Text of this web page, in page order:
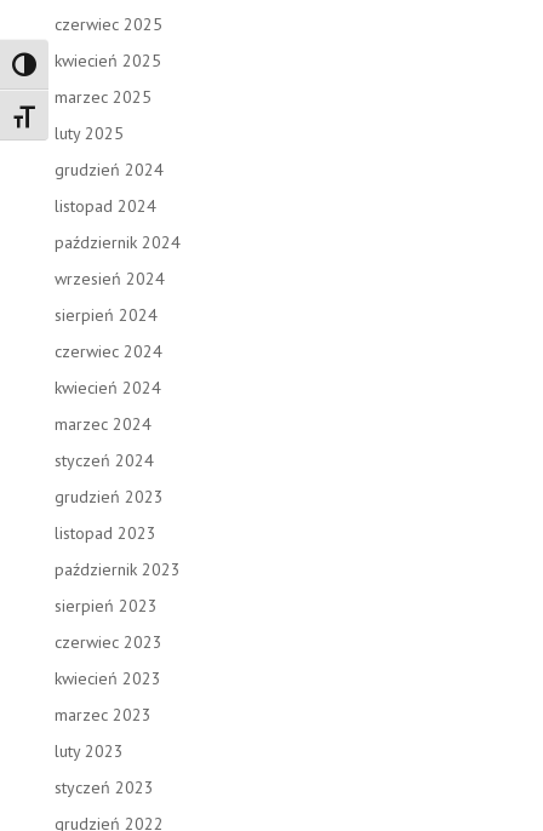
Toggle High Contrast
Toggle Font size
czerwiec 2025
kwiecień 2025
marzec 2025
luty 2025
grudzień 2024
listopad 2024
październik 2024
wrzesień 2024
sierpień 2024
czerwiec 2024
kwiecień 2024
marzec 2024
styczeń 2024
grudzień 2023
listopad 2023
październik 2023
sierpień 2023
czerwiec 2023
kwiecień 2023
marzec 2023
luty 2023
styczeń 2023
grudzień 2022